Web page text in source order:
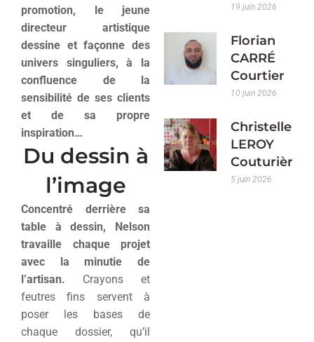
promotion, le jeune
directeur artistique
dessine et façonne des
univers singuliers, à la
confluence de la
sensibilité de ses clients
et de sa propre
inspiration…
Du dessin à
l’image
Concentré derrière sa
table à dessin, Nelson
travaille chaque projet
avec la minutie de
l’artisan. Crayons et
feutres fins servent à
poser les bases de
chaque dossier, qu’il
19 juin 2026
Florian
CARRÉ
Courtier
10 juin 2026
Christelle
LEROY
Couturière
5 juin 2026